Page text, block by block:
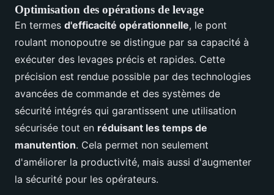
Optimisation des opérations de levage
En termes d'efficacité opérationnelle, le pont
roulant monopoutre se distingue par sa capacité à
exécuter des levages précis et rapides. Cette
précision est rendue possible par des technologies
avancées de commande et des systèmes de
sécurité intégrés qui garantissent une utilisation
sécurisée tout en réduisant les temps de
manutention. Cela permet non seulement
d'améliorer la productivité, mais aussi d'augmenter
la sécurité pour les opérateurs.